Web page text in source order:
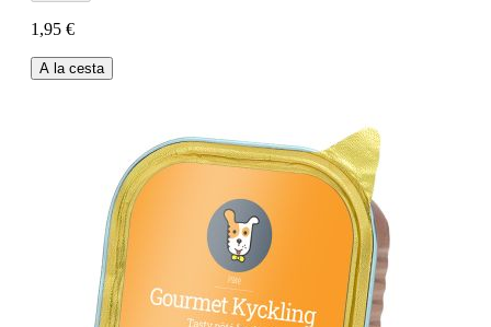
1,95 €
A la cesta